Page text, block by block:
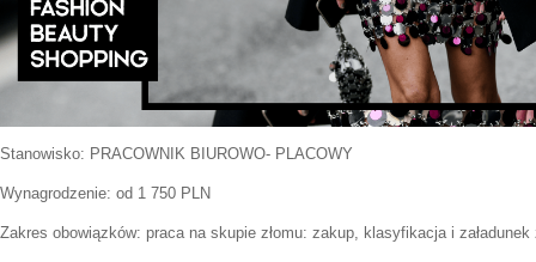
Stanowisko: PRACOWNIK BIUROWO- PLACOWY
Wynagrodzenie: od 1 750 PLN
Zakres obowiązków: praca na skupie złomu: zakup, klasyfikacja i załadunek